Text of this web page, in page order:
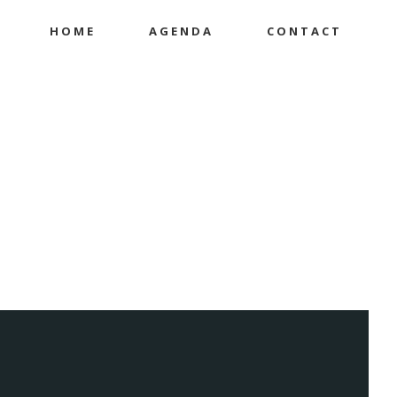
HOME AGENDA CONTACT